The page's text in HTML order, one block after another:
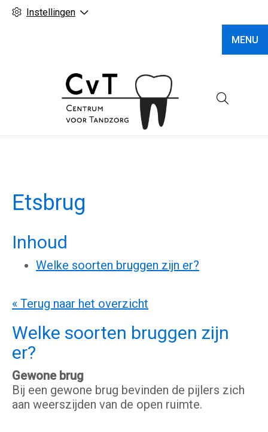
Instellingen
MENU
Etsbrug
Inhoud
Welke soorten bruggen zijn er?
« Terug naar het overzicht
Welke soorten bruggen zijn
er?
Gewone brug
Bij een gewone brug bevinden de pijlers zich
aan weerszijden van de open ruimte.